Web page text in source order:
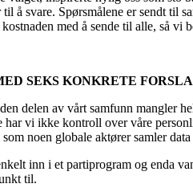
å svare. Spørsmålene er sendt til
med å sende til alle, så vi
SEKS KONKRETE
delen av vårt sam­funn mangler
vi ikke kontroll over våre
noen globale aktører samler
inn i et parti­program og enda
til.